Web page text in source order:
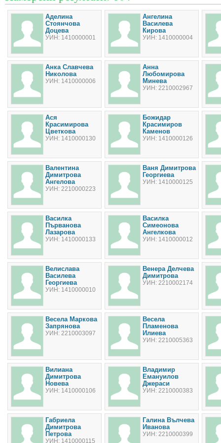
Аделина
Стоянчова
Доцева
УИН: 1410000001
Ангелина
Василева
Кирова
УИН: 1410000004
Анка Славчева
Николова
УИН: 1410000006
Анна
Любомирова
Минева
УИН: 2210002967
Ася
Красимирова
Цветкова
УИН: 1410000130
Божидар
Красимиров
Каменов
УИН: 1410000126
Валентина
Димитрова
Ангелова
УИН: 2210000223
Ваня Димитрова
Георгиева
УИН: 1410000125
Василка
Първанова
Лазарова
УИН: 1410000133
Василка
Симеонова
Ангелкова
УИН: 1410000012
Велислава
Василева
Георгиева
УИН: 1410000010
Венера Делчева
Димитрова
УИН: 2210002174
Весела Маркова
Запрянова
УИН: 2210003097
Весела
Пламенова
Илиева
УИН: 2210005363
Вилиана
Димитрова
Новева
УИН: 1410000106
Владимир
Емануилов
Джераси
УИН: 2210000383
Габриела
Димитрова
Петрова
УИН: 1410000115
Галина Вълчева
Иванова
УИН: 2210000399